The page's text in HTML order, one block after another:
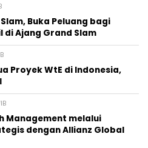
Buka Peluang bagi
di Ajang Grand Slam
Proyek WtE di Indonesia,
Management melalui
dengan Allianz Global